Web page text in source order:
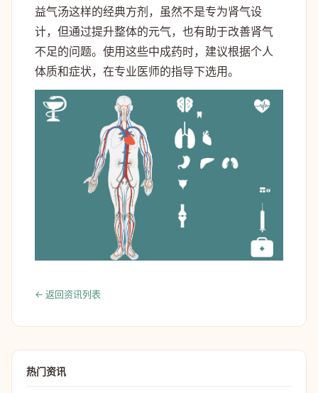
益气汤这样的经典方剂，虽然不是专为肾气设
计，但通过提升整体的元气，也有助于改善肾气
不足的问题。使用这些中成药时，建议根据个人
体质和症状，在专业医师的指导下选用。
← 返回资讯列表
热门资讯